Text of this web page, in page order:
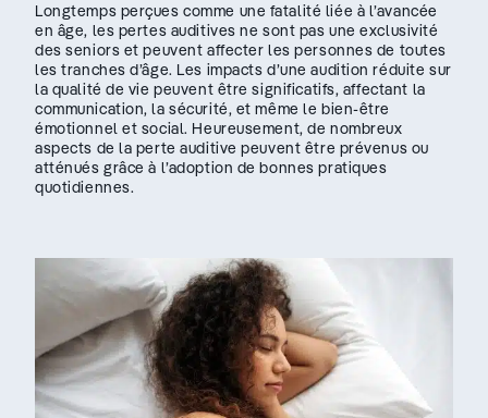
Longtemps perçues comme une fatalité liée à l’avancée
en âge, les pertes auditives ne sont pas une exclusivité
des seniors et peuvent affecter les personnes de toutes
les tranches d’âge. Les impacts d’une audition réduite sur
la qualité de vie peuvent être significatifs, affectant la
communication, la sécurité, et même le bien-être
émotionnel et social. Heureusement, de nombreux
aspects de la perte auditive peuvent être prévenus ou
atténués grâce à l’adoption de bonnes pratiques
quotidiennes.